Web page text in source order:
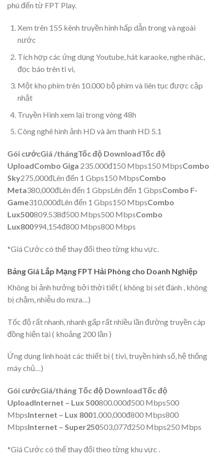
phú đến từ FPT Play.
Xem trên 155 kênh truyền hình hấp dẫn trong và ngoài
nước
Tích hợp các ứng dụng Youtube, hát karaoke, nghe nhạc,
đọc báo trên ti vi,
Một kho phim trên 10.000 bộ phim và liên tục được cập
nhật
Truyền Hình xem lại trong vòng 48h
Công nghê hình ảnh HD và âm thanh HD 5.1
Gói cướcGiá /thángTốc độ DownloadTốc độ
UploadCombo Giga 235.000đ150 Mbps150 MbpsCombo
Sky275,000đLên đến 1 Gbps150 MbpsCombo
Meta380,000đLên đến 1 GbpsLên đến 1 GbpsCombo F-
Game310,000đLên đến 1 Gbps150 MbpsCombo
Lux500809.538đ500 Mbps500 MbpsCombo
Lux800994,154đ800 Mbps800 Mbps
*Giá Cước có thể thay đổi theo từng khu vực.
Bảng Giá Lắp Mạng FPT Hải Phòng cho Doanh Nghiệp
Không bị ảnh hưởng bởi thời tiết ( không bị sét đánh , không
bị chậm, nhiễu do mưa…)
Tốc độ rất nhanh, nhanh gấp rất nhiều lần đường truyền cáp
đồng hiện tại ( khoảng 200 lần )
Ứng dụng linh hoạt các thiết bị ( tivi, truyền hình số, hệ thống
máy chủ…)
Gói cướcGiá/tháng Tốc độ DownloadTốc độ
UploadInternet – Lux 500800.000đ500 Mbps500
MbpsInternet – Lux 8001,000,000đ800 Mbps800
MbpsInternet – Super250503,077đ250 Mbps250 Mbps
*Giá Cước có thể thay đổi theo từng khu vực .